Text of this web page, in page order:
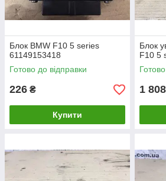
Блок BMW F10 5 series
61149153418
Готово до відправки
226 ₴
Купити
Блок
F10 5
1 808